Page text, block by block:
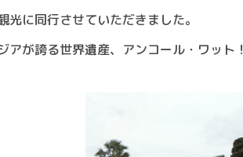
光に同行させていただきました。
アが誇る世界遺産、アンコール・ワット！